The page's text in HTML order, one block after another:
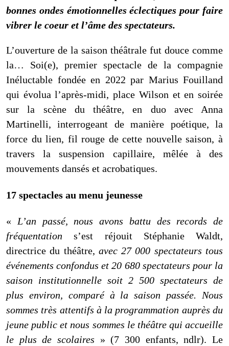
bonnes ondes émotionnelles éclectiques pour faire
vibrer le coeur et l’âme des spectateurs.
L’ouverture de la saison théâtrale fut douce comme
la… Soi(e), premier spectacle de la compagnie
Inéluctable fondée en 2022 par Marius Fouilland
qui évolua l’après-midi, place Wilson et en soirée
sur la scène du théâtre, en duo avec Anna
Martinelli, interrogeant de manière poétique, la
force du lien, fil rouge de cette nouvelle saison, à
travers la suspension capillaire, mêlée à des
mouvements dansés et acrobatiques.
17 spectacles au menu jeunesse
« L’an passé, nous avons battu des records de
fréquentation s’est réjouit Stéphanie Waldt,
directrice du théâtre, avec 27 000 spectateurs tous
événements confondus et 20 680 spectateurs pour la
saison institutionnelle soit 2 500 spectateurs de
plus environ, comparé à la saison passée.
Nous
sommes très attentifs à la programmation auprès du
jeune public et nous sommes le théâtre qui accueille
le plus de scolaires » (7 300 enfants, ndlr). Le